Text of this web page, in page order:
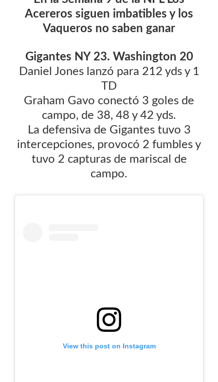
Acereros siguen imbatibles y los
Vaqueros no saben ganar
Gigantes NY 23. Washington 20
Daniel Jones lanzó para 212 yds y 1
TD
Graham Gavo conectó 3 goles de
campo, de 38, 48 y 42 yds.
La defensiva de Gigantes tuvo 3
intercepciones, provocó 2 fumbles y
tuvo 2 capturas de mariscal de
campo.
View this post on Instagram